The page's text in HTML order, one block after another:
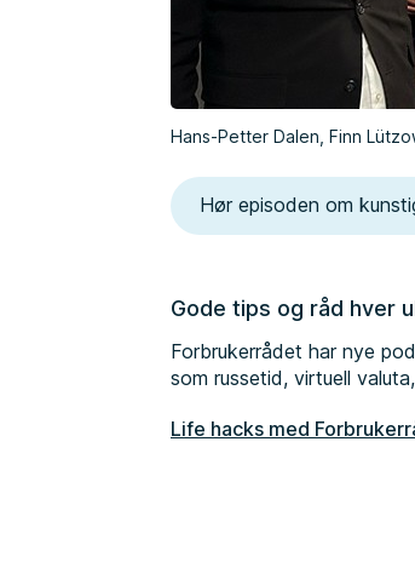
Hans-Petter Dalen, Finn
Hør episoden om
Gode tips og råd hver
Forbrukerrådet har nye
som russetid, virtuell
Life hacks med